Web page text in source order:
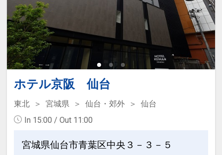
ホテル京阪 仙台
東北 宮城県 仙台・郊外
仙台
In 15:00 / Out 11:00
宮城県仙台市青葉区中央３－３－５